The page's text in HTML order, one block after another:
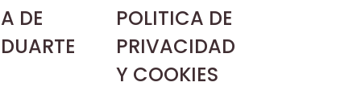
DE
POLITICA DE
PRIVACIDAD
Y COOKIES